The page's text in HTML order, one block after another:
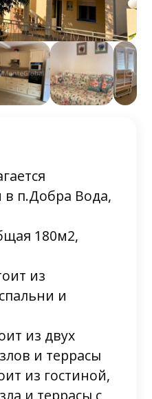
п.Добра Вода,
180м2,
из
и
из двух
и террасы
из гостиной,
и террасы с